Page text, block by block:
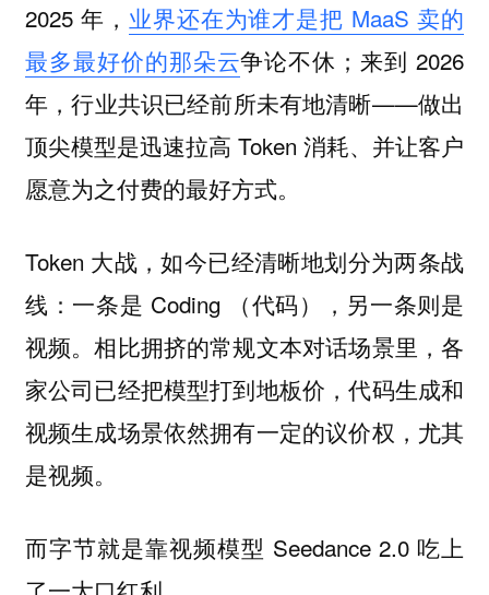
2025 年， 业界还在为谁才是把 MaaS 卖的
最多最好价的那朵云争论不休；来到 2026
年，行业共识已经前所未有地清晰——做出
顶尖模型是迅速拉高 Token 消耗、并让客户
愿意为之付费的最好方式。
Token 大战，如今已经清晰地划分为两条战
线：一条是 Coding （代码），另一条则是
视频。相比拥挤的常规文本对话场景里，各
家公司已经把模型打到地板价，代码生成和
视频生成场景依然拥有一定的议价权，尤其
是视频。
而字节就是靠视频模型 Seedance 2.0 吃上